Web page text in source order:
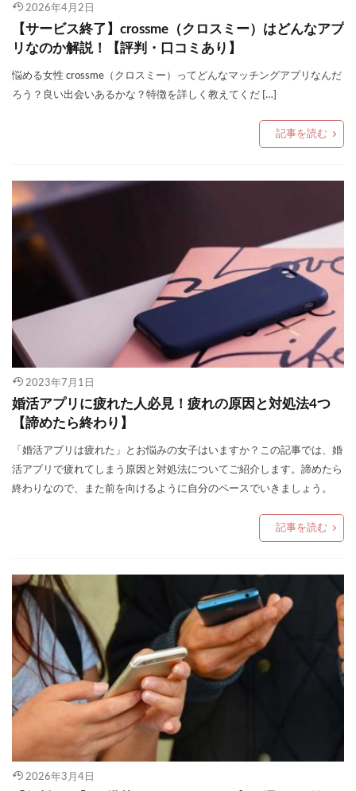
2026年4月2日
【サービス終了】crossme（クロスミー）はどんなアプ
リなのか解説！【評判・口コミあり】
悩める女性 crossme（クロスミー）ってどんなマッチングアプリなんだ
ろう？良い出会いあるかな？特徴を詳しく教えてくだ […]
記事を読む
2023年7月1日
婚活アプリに疲れた人必見！疲れの原因と対処法4つ
【諦めたら終わり】
「婚活アプリは疲れた」とお悩みの女子はいますか？この記事では、婚
活アプリで疲れてしまう原因と対処法についてご紹介します。諦めたら
終わりなので、また前を向けるように自分のペースでいきましょう。
記事を読む
2026年3月4日